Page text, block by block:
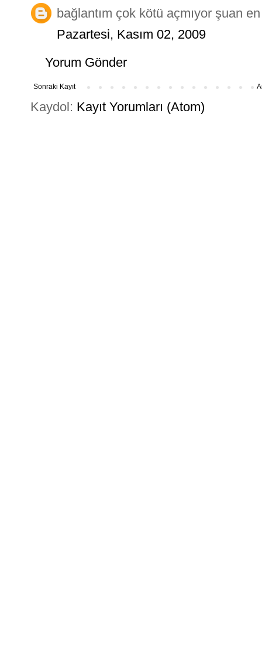
bağlantım çok kötü açmıyor şuan
Pazartesi, Kasım 02, 2009
Yorum Gönder
Sonraki Kayıt
Kaydol: Kayıt Yorumları (Atom)